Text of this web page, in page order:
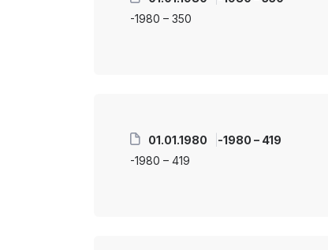
-1980 – 350
01.01.1980
-1980 – 419
-1980 – 419